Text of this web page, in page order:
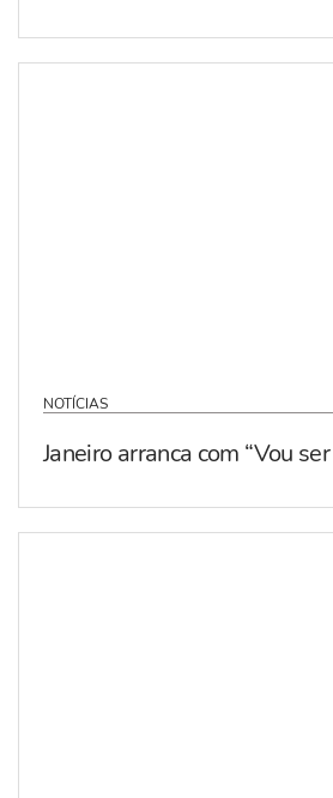
NOTÍCIAS
Janeiro arranca com “Vou